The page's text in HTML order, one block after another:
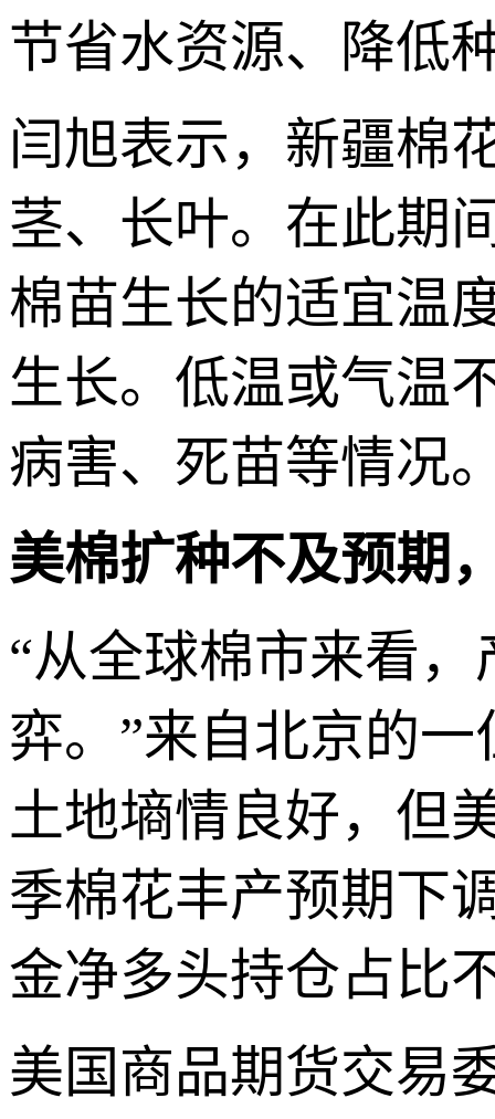
节省水资源、降低
闫旭表示，新疆棉
茎、长叶。在此期
棉苗生长的适宜温
生长。低温或气温
病害、死苗等情况
美棉扩种不及预期
“从全球棉市来看
弈。”来自北京的
土地墒情良好，但
季棉花丰产预期下
金净多头持仓占比
美国商品期货交易